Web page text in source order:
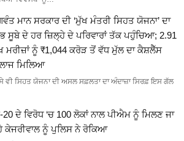
ਮਾਨ ਸਰਕਾਰ ਦੀ ‘ਮੁੱਖ ਮੰਤਰੀ ਸਿਹਤ ਯੋਜਨਾ’ ਦਾ
ਸੂਬੇ ਦੇ ਹਰ ਜ਼ਿਲ੍ਹੇ ਦੇ ਪਰਿਵਾਰਾਂ ਤੱਕ ਪਹੁੰਚਿਆ; 2.91
ਮਰੀਜ਼ਾਂ ਨੂੰ ₹1,044 ਕਰੋੜ ਤੋਂ ਵੱਧ ਮੁੱਲ ਦਾ ਕੈਸ਼ਲੈੱਸ
ਮਿਲਿਆ
ਵੀ ਸਿਹਤ ਯੋਜਨਾ ਦੀ ਅਸਲ ਸਫ਼ਲਤਾ ਦਾ ਅੰਦਾਜ਼ਾ ਸਿਰਫ਼ ਇਸ ਗੱਲ
ਦੇ ਵਿਰੋਧ ‘ਚ 100 ਲੋਕਾਂ ਨਾਲ ਪੀਐਮ ਨੂੰ ਮਿਲਣ ਜਾ
ਕੇਜਰੀਵਾਲ ਨੂੰ ਪੁਲਿਸ ਨੇ ਰੋਕਿਆ